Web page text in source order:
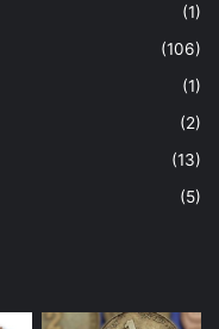
(1)
(106)
(1)
(2)
(13)
(5)